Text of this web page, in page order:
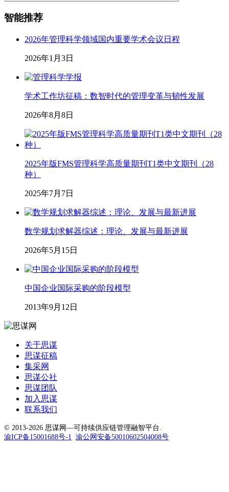
智能推荐
2026年管理科学领域国内重要学术会议日程
2026年1月3日
学术工作坊征稿：数智时代的管理变革与韧性发展
2026年8月8日
2025年版FMS管理科学高质量期刊T1类中文期刊（28
种）
2025年7月7日
数学规划求解器综述：理论、发展与最新进展
2026年5月15日
中国企业国际采购的阶段模型
2013年9月12日
关于思谋
思谋征稿
集采网
思谋公社
思谋团队
加入思谋
联系我们
© 2013-2026 思谋网—可持续供应链管理融智平台.
渝ICP备15001688号-1
渝公网安备50010602504008号